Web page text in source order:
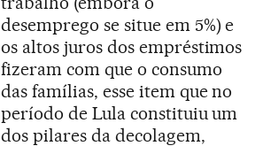
desemprego se situe em 5%) e
os altos juros dos empréstimos
fizeram com que o consumo
das famílias, esse item que no
período de Lula constituiu um
dos pilares da decolagem,